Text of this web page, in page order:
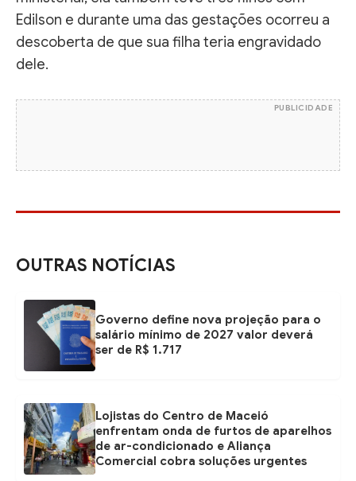
Edilson e durante uma das gestações ocorreu a
descoberta de que sua filha teria engravidado
dele.
PUBLICIDADE
OUTRAS NOTÍCIAS
Governo define nova projeção para o
salário mínimo de 2027 valor deverá
ser de R$ 1.717
Lojistas do Centro de Maceió
enfrentam onda de furtos de aparelhos
de ar-condicionado e Aliança
Comercial cobra soluções urgentes